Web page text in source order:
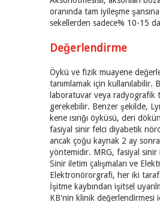
oranında tam iyileşme
sekellerden sadece% 10-15
Değerlendirme
Öykü ve fizik muayene
tanımlamak için kullanılabilir.
laboratuvar veya radyografik
gerekebilir. Benzer şekilde,
kene ısırığı öyküsü, deri
fasiyal sinir felci diyabetik
ancak çoğu kaynak 2 ay
yöntemidir. MRG, fasiyal sinir
Sinir iletim çalışmaları ve
Elektronörorgrafi, her iki
İşitme kaybından işitsel
KB'nin klinik değerlendirmesi